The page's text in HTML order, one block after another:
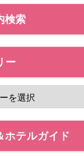
検索
ー
ホテルガイド